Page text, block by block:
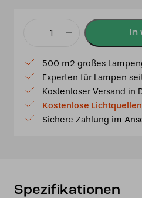
CONCEPT_PRODUCT
500 m2 großes
Experten für Lampen
Kostenloser Versand in
Kostenlose
Sichere Zahlung im
Spezifikationen